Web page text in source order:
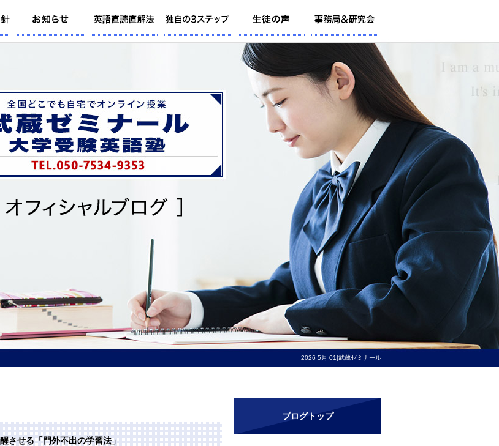
2026 5月 01|武蔵ゼミナール
させる「門外不出の学習法」
ブログトップ